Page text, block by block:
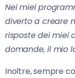
Nei miei
diverto a creare
risposte dei miei
domande, il mio
Inoltre, sempre